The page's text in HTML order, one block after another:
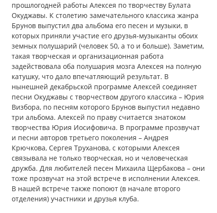
прошлогодней работы Алексея по творчеству Булата
Окуджавы. К столетию замечательного классика жанра
Брунов выпустил два альбома его песен и музыки, в
которых приняли участие его друзья-музыканты обоих
земных полушарий (человек 50, а то и больше). Заметим,
такая творческая и организационная работа
задействовала оба полушария мозга Алексея на полную
катушку, что дало впечатляющий результат. В
нынешней декабрьской программе Алексей соединяет
песни Окуджавы с творчеством другого классика – Юрия
Визбора, по песням которого Брунов выпустил недавно
три альбома. Алексей по праву считается знатоком
творчества Юрия Иосифовича. В программе прозвучат
и песни авторов третьего поколения – Андрея
Крючкова, Сергея Труханова, с которыми Алексея
связывала не только творческая, но и человеческая
дружба. Для любителей песен Михаила Щербакова – они
тоже прозвучат на этой встрече в исполнении Алексея.
В нашей встрече также попоют (в начале второго
отделения) участники и друзья клуба.